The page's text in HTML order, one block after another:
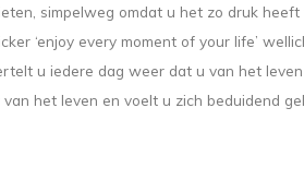
simpelweg omdat u het zo druk
‘enjoy every moment of your life’
u iedere dag weer dat u van het
het leven en voelt u zich beduidend